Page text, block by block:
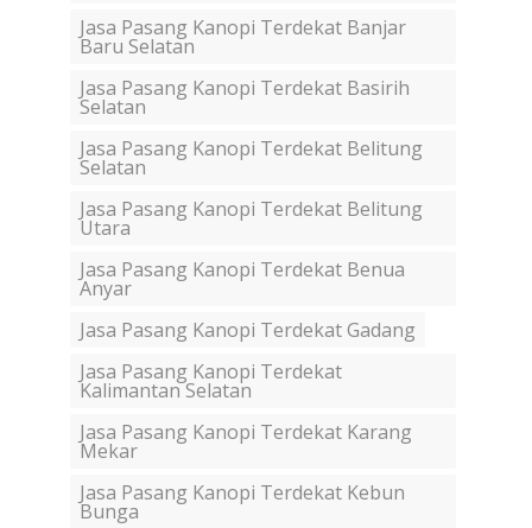
Jasa Pasang Kanopi Terdekat Banjar
Baru Selatan
Jasa Pasang Kanopi Terdekat Basirih
Selatan
Jasa Pasang Kanopi Terdekat Belitung
Selatan
Jasa Pasang Kanopi Terdekat Belitung
Utara
Jasa Pasang Kanopi Terdekat Benua
Anyar
Jasa Pasang Kanopi Terdekat Gadang
Jasa Pasang Kanopi Terdekat
Kalimantan Selatan
Jasa Pasang Kanopi Terdekat Karang
Mekar
Jasa Pasang Kanopi Terdekat Kebun
Bunga